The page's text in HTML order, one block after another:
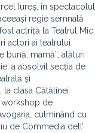
Iureș, în spectacolul
regie semnată
actriță la Teatrul Mic
actori ai teatrului
bună, mamă”, alături
a absolvit secția de
și
la clasa Cătălinei
workshop de
culminând cu
de Commedia dell’